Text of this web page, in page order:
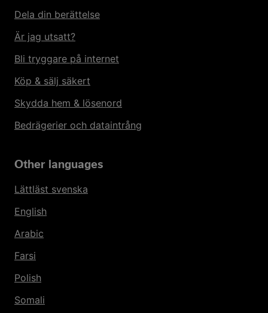
Dela din berättelse
Är jag utsatt?
Bli tryggare på internet
Köp & sälj säkert
Skydda hem & lösenord
Bedrägerier och dataintrång
Other languages
Lättläst svenska
English
Arabic
Farsi
Polish
Somali